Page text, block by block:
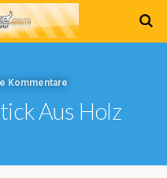
Kommentare
Aus Holz